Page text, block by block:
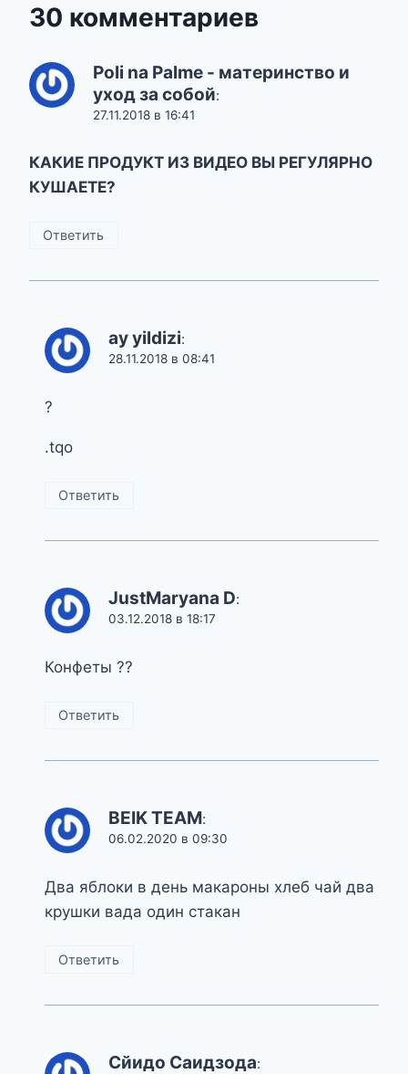
30 комментариев
Poli na Palme - материнство и
уход за собой:
27.11.2018 в 16:41
КАКИЕ ПРОДУКТ ИЗ ВИДЕО ВЫ РЕГУЛЯРНО
КУШАЕТЕ?
Ответить
ay yildizi:
28.11.2018 в 08:41
?
.tqo
Ответить
JustMaryana D:
03.12.2018 в 18:17
Конфеты ??
Ответить
BEIK TEAM:
06.02.2020 в 09:30
Два яблоки в день макароны хлеб чай два
крушки вада один стакан
Ответить
Сйидо Саидзода: